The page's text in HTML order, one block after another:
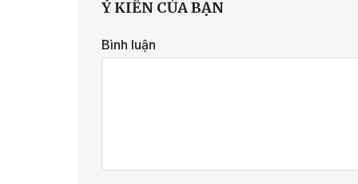
Ý KIẾN CỦA BẠN
Bình luận